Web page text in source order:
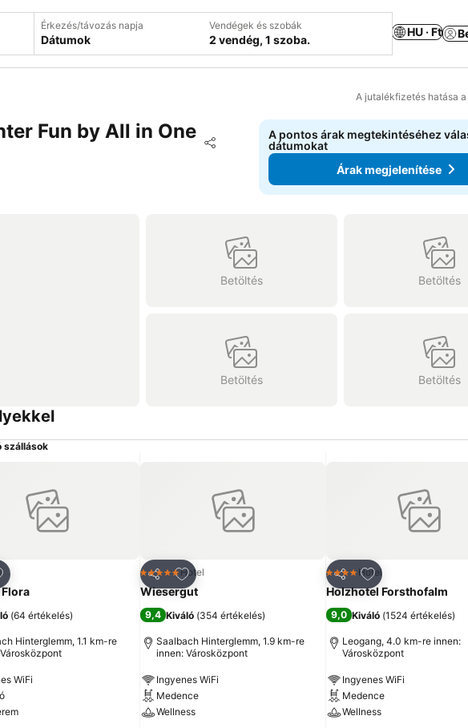
Érkezés/távozás napja
Dátumok
Vendégek és szobák
2 vendég, 1 szoba.
HU · Ft
A jutalékfizetés hatása
Fun by All in One
Megosztás
Hozzáadás a kedvencekhez
A pontos árak megtekintéséhez
dátumokat
Árak megjelenítése
Betöltés Betöltés
Betöltés Betöltés
szállások
a kedvencekhez
(64 értékelés)
Hinterglemm, 1.1 km-re
WiFi
Megosztás
Hozzáadás a kedvencekhez
5 KategóriaHotel
Wiesergut
9,4 Kiváló (354 értékelés)
Saalbach Hinterglemm, 1.9 km-re
innen: Városközpont
Ingyenes WiFi
Medence
Wellness
Megosztás
Hozzáadás a
4 Kategória
Hotel
Holzhotel Forsthofalm
9,0 Kiváló (1524 értékelés)
Leogang, 4.0 km-re innen:
Városközpont
Ingyenes WiFi
Medence
Wellness